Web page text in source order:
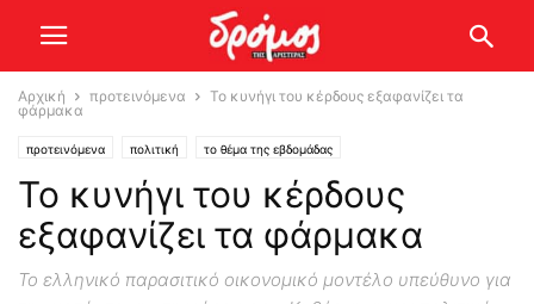
Αρχική προτεινόμενα
Το κυνήγι του κέρδους εξαφανίζει τα
φάρμακα
προτεινόμενα πολιτική το θέμα της εβδομάδας
Το κυνήγι του κέρδους
εξαφανίζει τα φάρμακα
Το ελληνικό παρασιτικό οικονομικό μοντέλο υπεύθυνο για